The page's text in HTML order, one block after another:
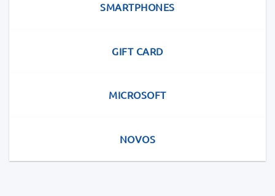
SMARTPHONES
GIFT CARD
MICROSOFT
NOVOS